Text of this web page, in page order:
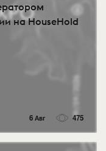
на HouseHold
6 Авг 475